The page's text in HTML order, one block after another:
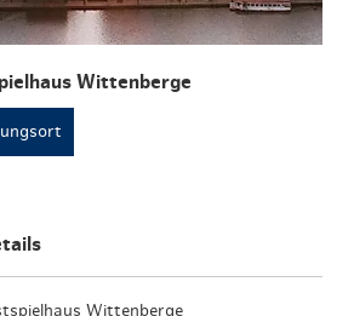
Wittenberge
Wittenberge